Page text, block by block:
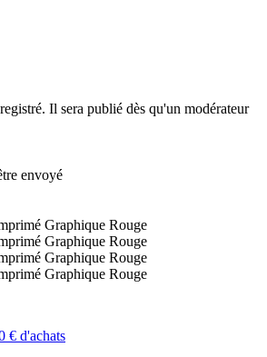
Il sera publié dès qu'un modérateur
envoyé
€ d'achats